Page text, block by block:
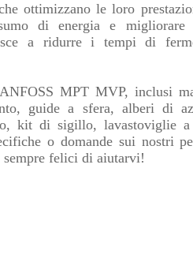
ottimizzano le loro
di energia e migliorare
a ridurre i tempi di
MPT MVP, inclusi
guide a sfera, alberi di
kit di sigillo, lavastoviglie
o domande sui nostri
felici di aiutarvi!